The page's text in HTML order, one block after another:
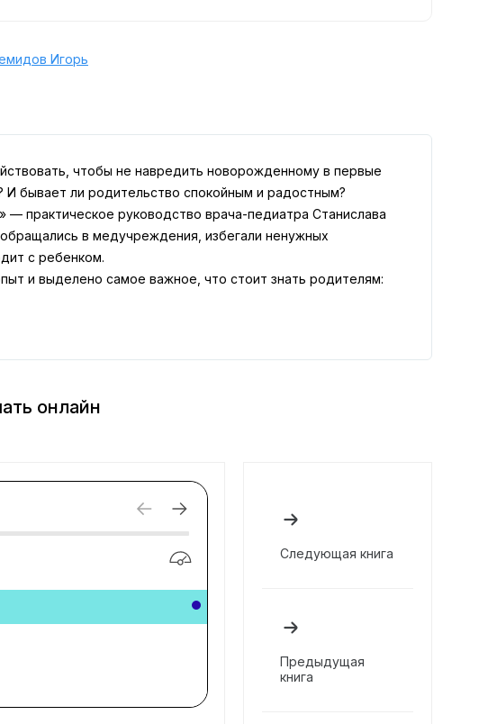
Игорь
чтобы не навредить новорожденному в первые
бывает ли родительство спокойным и радостным?
практическое руководство врача-педиатра Станислава
в медучреждения, избегали ненужных
с ребенком.
и выделено самое важное, что стоит знать родителям:
навыков;
не принимать поспешных решений и сохранять
онлайн
Следующая книга
Предыдущая
книга